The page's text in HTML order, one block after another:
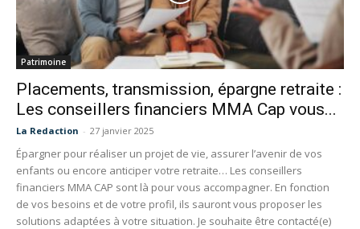
Patrimoine
Placements, transmission, épargne retraite :
Les conseillers financiers MMA Cap vous...
La Redaction - 27 janvier 2025
Épargner pour réaliser un projet de vie, assurer l’avenir de vos
enfants ou encore anticiper votre retraite… Les conseillers
financiers MMA CAP sont là pour vous accompagner. En fonction
de vos besoins et de votre profil, ils sauront vous proposer les
solutions adaptées à votre situation. Je souhaite être contacté(e)